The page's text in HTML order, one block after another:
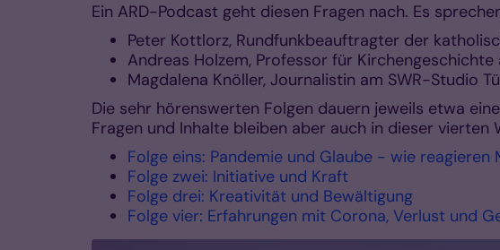
Ein ARD-Podcast geht diesen Fragen nach. Es
Peter Kottlorz, Rundfunkbeauftragter der
Andreas Holzem, Professor für
Magdalena Knöller, Journalistin am SWR-Studio
Die sehr hörenswerten Folgen dauern jeweils etwa
Fragen und Inhalte bleiben aber auch in dieser vierten
Folge eins: Pandemie und Glaube - wie reagieren
Folge zwei: Initiative und Kraft
Folge drei: Kreativität und Bewältigung
Folge vier: Erfahrungen mit Corona, Verlust und